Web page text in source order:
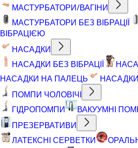
МАСТУРБАТОРИ/ВАГІНИ
МАСТУРБАТОРИ БЕЗ ВІБРАЦІЇ
ВІБРАЦІЄЮ
НАСАДКИ
НАСАДКИ БЕЗ ВІБРАЦІЇ
НАСАДКИ НА ПАЛЕЦЬ
ПОМПИ ЧОЛОВІЧІ
ГІДРОПОМПИ
ВАКУУМНІ
ПРЕЗЕРВАТИВИ
ЛАТЕКСНІ СЕРВЕТКИ